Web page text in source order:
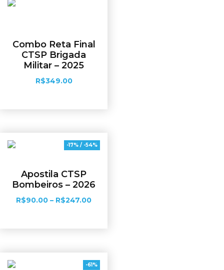
Combo Reta Final
CTSP Brigada
Militar – 2025
R$349.00
-17% / -54%
Apostila CTSP
Bombeiros – 2026
R$90.00 – R$247.00
-61%